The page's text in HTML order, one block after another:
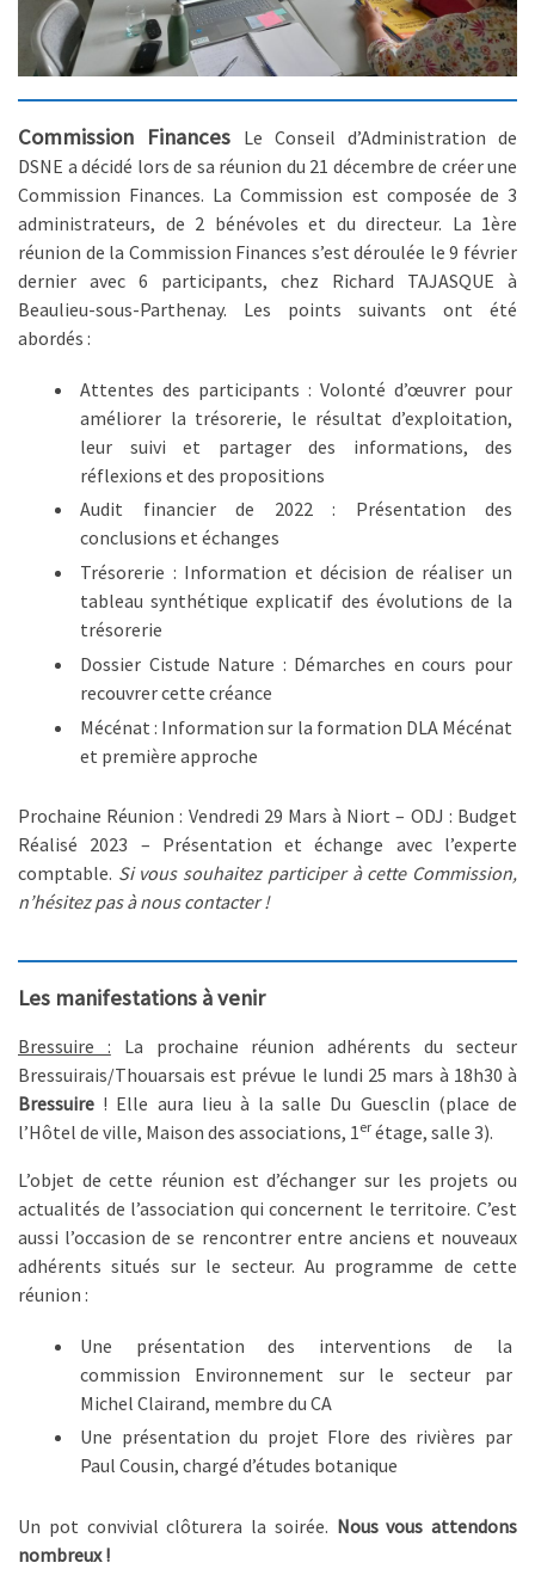
Commission Finances Le Conseil d’Administration de
DSNE a décidé lors de sa réunion du 21 décembre de créer une
Commission Finances. La Commission est composée de 3
administrateurs, de 2 bénévoles et du directeur. La 1ère
réunion de la Commission Finances s’est déroulée le 9 février
dernier avec 6 participants, chez Richard TAJASQUE à
Beaulieu-sous-Parthenay. Les points suivants ont été
abordés :
Attentes des participants : Volonté d’œuvrer pour
améliorer la trésorerie, le résultat d’exploitation,
leur suivi et partager des informations, des
réflexions et des propositions
Audit financier de 2022 : Présentation des
conclusions et échanges
Trésorerie : Information et décision de réaliser un
tableau synthétique explicatif des évolutions de la
trésorerie
Dossier Cistude Nature : Démarches en cours pour
recouvrer cette créance
Mécénat : Information sur la formation DLA Mécénat
et première approche
Prochaine Réunion : Vendredi 29 Mars à Niort – ODJ : Budget
Réalisé 2023 – Présentation et échange avec l’experte
comptable. Si vous souhaitez participer à cette Commission,
n’hésitez pas à nous contacter !
Les manifestations à venir
Bressuire : La prochaine réunion adhérents du secteur
Bressuirais/Thouarsais est prévue le lundi 25 mars à 18h30 à
Bressuire ! Elle aura lieu à la salle Du Guesclin (place de
l’Hôtel de ville, Maison des associations, 1er étage, salle 3).
L’objet de cette réunion est d’échanger sur les projets ou
actualités de l’association qui concernent le territoire. C’est
aussi l’occasion de se rencontrer entre anciens et nouveaux
adhérents situés sur le secteur. Au programme de cette
réunion :
Une présentation des interventions de la
commission Environnement sur le secteur par
Michel Clairand, membre du CA
Une présentation du projet Flore des rivières par
Paul Cousin, chargé d’études botanique
Un pot convivial clôturera la soirée. Nous vous attendons
nombreux !